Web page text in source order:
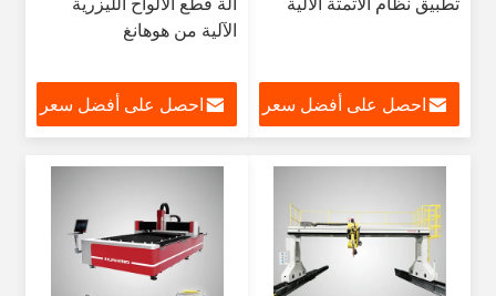
تطبيق نظام الأتمتة الآلية
احصل على أفضل سعر
آلة قطع الألواح الليزرية
الآلية من هوهانغ
احصل على أفضل سعر